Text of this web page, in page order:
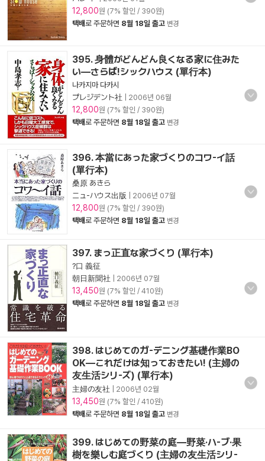
12,800원 (7% 할인 / 390원)
택배로 주문하면 8월 18일 출고 변경
395. 身體がどんどん良くなる家に住みた
い―さらば!シックハウス (單行本)
나카지마 다카시
プレジデント社
2006년 06월
12,800원 (7% 할인 / 390원)
택배로 주문하면 8월 18일 출고 변경
396. 本當にあった家づくりのコワ-イ話
(單行本)
桑原 あきら
ニュ-ハウス出版
2006년 07월
12,800원 (7% 할인 / 390원)
택배로 주문하면 8월 18일 출고 변경
397. まっ正直な家づくり (單行本)
?口 義征
朝日新聞社
2006년 07월
13,450원 (7% 할인 / 410원)
택배로 주문하면 8월 18일 출고 변경
398. はじめてのガ-デニング基礎作業BO
OK―これだけは知っておきたい! (主婦の
友生活シリ-ズ) (單行本)
主婦の友社 2006년 02월
13,450원 (7% 할인 / 410원)
택배로 주문하면 8월 18일 출고 변경
399. はじめての野菜の庭―野菜·ハ-ブ·果
樹を樂しむ庭づくり (主婦の友生活シリ-